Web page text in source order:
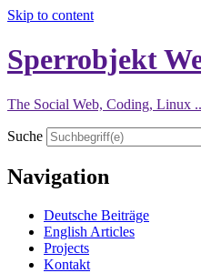
Skip to content
Sperrobjekt
The Social Web, Coding, Linux
Suche
Navigation
Deutsche Beiträge
English Articles
Projects
Kontakt